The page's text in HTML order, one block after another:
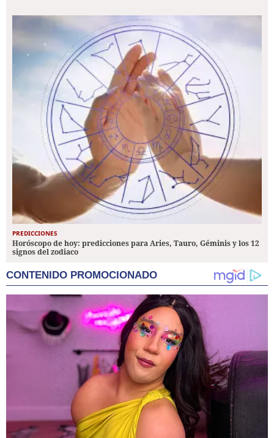
PREDICCIONES
Horóscopo de hoy: predicciones para Aries, Tauro, Géminis y los 12
signos del zodiaco
CONTENIDO PROMOCIONADO